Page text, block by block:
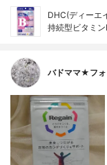
DHC(ディーエ
持続型ビタミ
バドママ★フ